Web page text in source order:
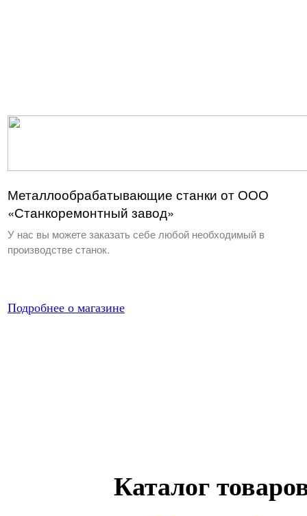
Металлообрабатывающие станки от ООО
«Станкоремонтный завод»
У нас вы можете заказать себе любой необходимый в
производстве станок.
Подробнее о магазине
Каталог